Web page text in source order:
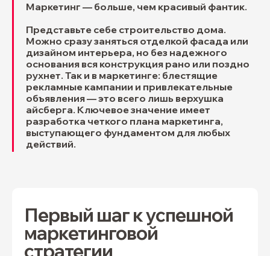
Маркетинг — больше, чем красивый фантик.
Представьте себе строительство дома.
Можно сразу заняться отделкой фасада или
дизайном интерьера, но без надежного
основания вся конструкция рано или поздно
рухнет. Так и в маркетинге: блестящие
рекламные кампании и привлекательные
объявления — это всего лишь верхушка
айсберга. Ключевое значение имеет
разработка четкого плана маркетинга,
выступающего фундаментом для любых
действий.
Первый шаг к успешной
маркетинговой
стратегии